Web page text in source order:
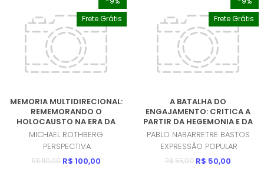
Frete Grátis
MEMORIA MULTIDIRECIONAL:
REMEMORANDO O
HOLOCAUSTO NA ERA DA
DESCOLONIZAÇAO
(PRODUTO NOVO)
MICHAEL ROTHBERG
PERSPECTIVA
R$ 110,00 R$ 100,00
Frete Grátis
A BATALHA DO
ENGAJAMENTO: CRITICA A
PARTIR DA HEGEMONIA E DA
ECONOMIA POLITICA DA
COMUNICAÇAO (EPC)
(PRODUTO NOVO)
PABLO NABARRETRE BASTOS
EXPRESSÃO POPULAR
R$ 55,00 R$ 50,00